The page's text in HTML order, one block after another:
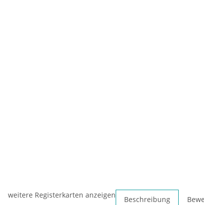
weitere Registerkarten anzeigen Beschreibung